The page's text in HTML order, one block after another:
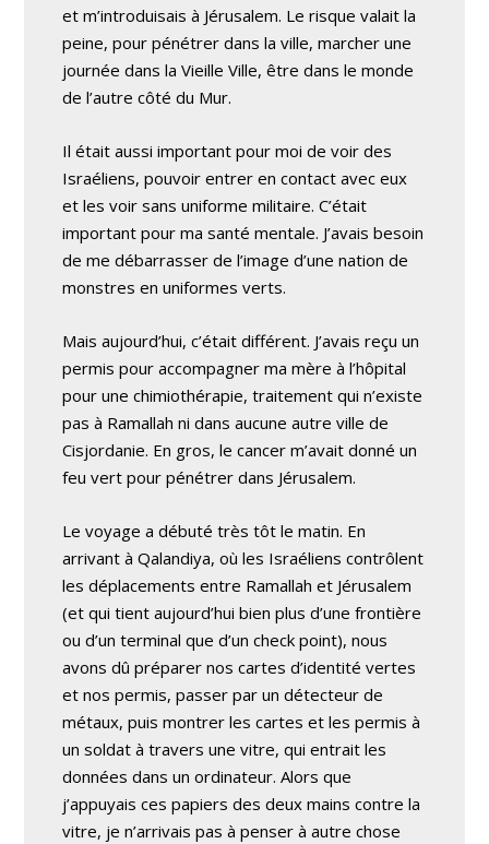
et m’introduisais à Jérusalem. Le risque valait la
peine, pour pénétrer dans la ville, marcher une
journée dans la Vieille Ville, être dans le monde
de l’autre côté du Mur.
Il était aussi important pour moi de voir des
Israéliens, pouvoir entrer en contact avec eux
et les voir sans uniforme militaire. C’était
important pour ma santé mentale. J’avais besoin
de me débarrasser de l’image d’une nation de
monstres en uniformes verts.
Mais aujourd’hui, c’était différent. J’avais reçu un
permis pour accompagner ma mère à l’hôpital
pour une chimiothérapie, traitement qui n’existe
pas à Ramallah ni dans aucune autre ville de
Cisjordanie. En gros, le cancer m’avait donné un
feu vert pour pénétrer dans Jérusalem.
Le voyage a débuté très tôt le matin. En
arrivant à Qalandiya, où les Israéliens contrôlent
les déplacements entre Ramallah et Jérusalem
(et qui tient aujourd’hui bien plus d’une frontière
ou d’un terminal que d’un check point), nous
avons dû préparer nos cartes d’identité vertes
et nos permis, passer par un détecteur de
métaux, puis montrer les cartes et les permis à
un soldat à travers une vitre, qui entrait les
données dans un ordinateur. Alors que
j’appuyais ces papiers des deux mains contre la
vitre, je n’arrivais pas à penser à autre chose